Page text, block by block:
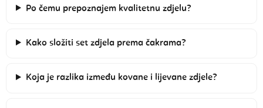
Po čemu prepoznajem kvalitetnu zdjelu?
Kako složiti set zdjela prema čakrama?
Koja je razlika između kovane i lijevane zdjele?